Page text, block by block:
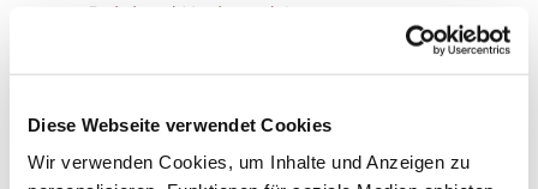
Diese Webseite verwendet Cookies
Wir verwenden Cookies, um Inhalte und Anzeigen zu
Reinhard Koch und Ang.
Elli Schmid und Ang. zur Danksagung